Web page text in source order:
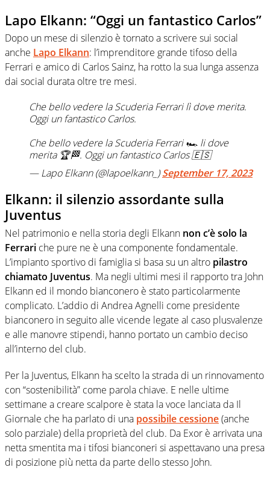
Lapo Elkann: “Oggi un fantastico Carlos”
Dopo un mese di silenzio è tornato a scrivere sui social
anche Lapo Elkann: l’imprenditore grande tifoso della
Ferrari e amico di Carlos Sainz, ha rotto la sua lunga assenza
dai social durata oltre tre mesi.
Che bello vedere la Scuderia Ferrari lì dove merita.
Oggi un fantastico Carlos.
Che bello vedere la Scuderia Ferrari 🏎️ li dove
merita 🏆🏁. Oggi un fantastico Carlos 🇪🇸
— Lapo Elkann (@lapoelkann_)September 17, 2023
Elkann: il silenzio assordante sulla
Juventus
Nel patrimonio e nella storia degli Elkann non c’è solo la
Ferrari che pure ne è una componente fondamentale.
L’impianto sportivo di famiglia si basa su un altro pilastro
chiamato Juventus. Ma negli ultimi mesi il rapporto tra John
Elkann ed il mondo bianconero è stato particolarmente
complicato. L’addio di Andrea Agnelli come presidente
bianconero in seguito alle vicende legate al caso plusvalenze
e alle manovre stipendi, hanno portato un cambio deciso
all’interno del club.
Per la Juventus, Elkann ha scelto la strada di un rinnovamento
con “sostenibilità” come parola chiave. E nelle ultime
settimane a creare scalpore è stata la voce lanciata da Il
Giornale che ha parlato di una possibile cessione(anche
solo parziale) della proprietà del club. Da Exor è arrivata una
netta smentita ma i tifosi bianconeri si aspettavano una presa
di posizione più netta da parte dello stesso John.